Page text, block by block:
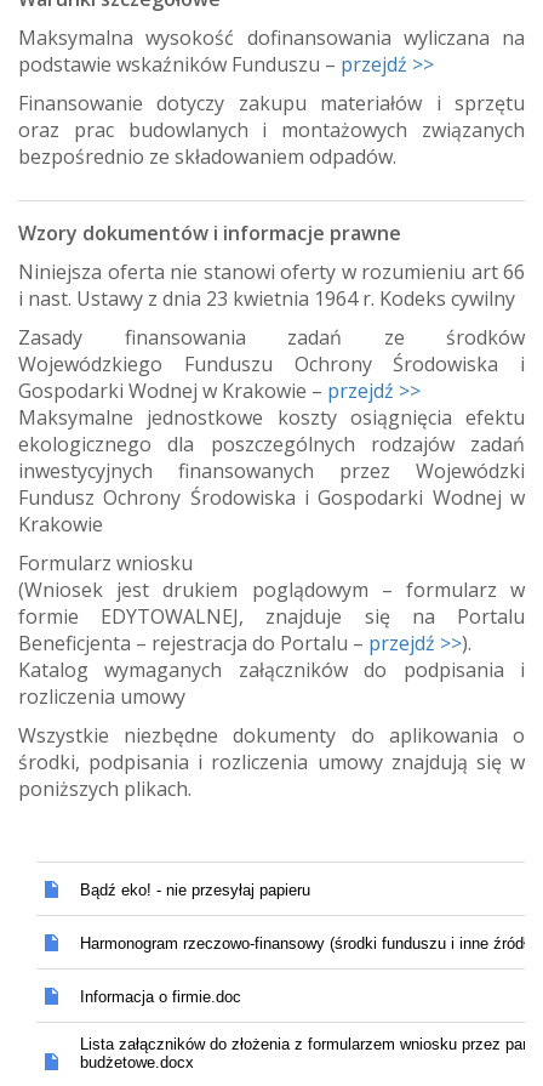
Maksymalna wysokość dofinansowania wyliczana na
podstawie wskaźników Funduszu – przejdź >>
Finansowanie dotyczy zakupu materiałów i sprzętu
oraz prac budowlanych i montażowych związanych
bezpośrednio ze składowaniem odpadów.
Wzory dokumentów i informacje prawne
Niniejsza oferta nie stanowi oferty w rozumieniu art 66
i nast. Ustawy z dnia 23 kwietnia 1964 r. Kodeks cywilny
Zasady finansowania zadań ze środków
Wojewódzkiego Funduszu Ochrony Środowiska i
Gospodarki Wodnej w Krakowie – przejdź >>
Maksymalne jednostkowe koszty osiągnięcia efektu
ekologicznego dla poszczególnych rodzajów zadań
inwestycyjnych finansowanych przez Wojewódzki
Fundusz Ochrony Środowiska i Gospodarki Wodnej w
Krakowie
Formularz wniosku
(Wniosek jest drukiem poglądowym – formularz w
formie EDYTOWALNEJ, znajduje się na Portalu
Beneficjenta – rejestracja do Portalu – przejdź >>).
Katalog wymaganych załączników do podpisania i
rozliczenia umowy
Wszystkie niezbędne dokumenty do aplikowania o
środki, podpisania i rozliczenia umowy znajdują się w
poniższych plikach.